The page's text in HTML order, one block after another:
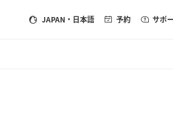
JAPAN ・日本語 予約 サポ